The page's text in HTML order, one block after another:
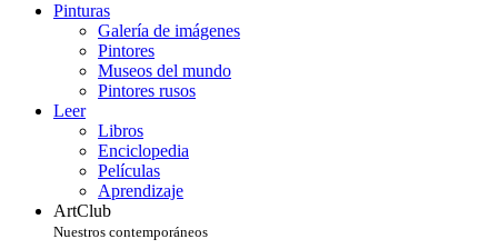
Pinturas
Galería de imágenes
Pintores
Museos del mundo
Pintores rusos
Leer
Libros
Enciclopedia
Películas
Aprendizaje
ArtClub
Nuestros contemporáneos